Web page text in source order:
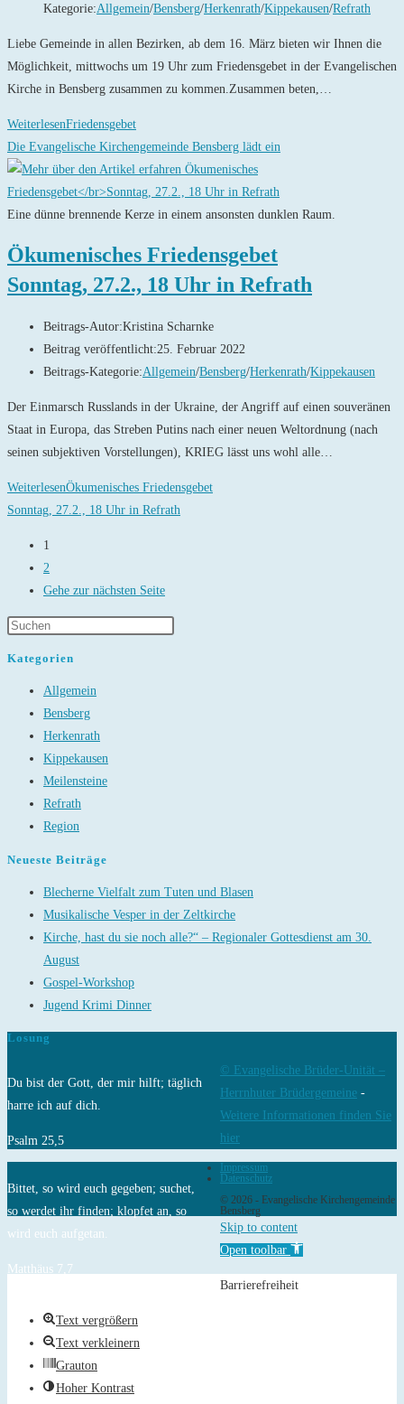
Kategorie:Allgemein/Bensberg/Herkenrath/Kippekausen/Refrath
Liebe Gemeinde in allen Bezirken, ab dem 16. März bieten wir Ihnen die
Möglichkeit, mittwochs um 19 Uhr zum Friedensgebet in der Evangelischen
Kirche in Bensberg zusammen zu kommen.Zusammen beten,…
WeiterlesenFriedensgebet
Die Evangelische Kirchengemeinde Bensberg lädt ein
Eine dünne brennende Kerze in einem ansonsten dunklen Raum.
Ökumenisches Friedensgebet
Sonntag, 27.2., 18 Uhr in Refrath
Beitrags-Autor:Kristina Scharnke
Beitrag veröffentlicht:25. Februar 2022
Beitrags-Kategorie:Allgemein/Bensberg/Herkenrath/Kippekausen
Der Einmarsch Russlands in der Ukraine, der Angriff auf einen souveränen
Staat in Europa, das Streben Putins nach einer neuen Weltordnung (nach
seinen subjektiven Vorstellungen), KRIEG lässt uns wohl alle…
WeiterlesenÖkumenisches Friedensgebet
Sonntag, 27.2., 18 Uhr in Refrath
1
2
Gehe zur nächsten Seite
Kategorien
Allgemein
Bensberg
Herkenrath
Kippekausen
Meilensteine
Refrath
Region
Neueste Beiträge
Blecherne Vielfalt zum Tuten und Blasen
Musikalische Vesper in der Zeltkirche
Kirche, hast du sie noch alle?“ – Regionaler Gottesdienst am 30.
August
Gospel-Workshop
Jugend Krimi Dinner
Losung
Du bist der Gott, der mir hilft; täglich
harre ich auf dich.
Psalm 25,5
Bittet, so wird euch gegeben; suchet,
so werdet ihr finden; klopfet an, so
wird euch aufgetan.
Matthäus 7,7
© Evangelische Brüder-Unität –
Herrnhuter Brüdergemeine -
Weitere Informationen finden Sie
hier
Impressum
Datenschutz
© 2026 - Evangelische Kirchengemeinde
Bensberg
Skip to content
Open toolbar
Barrierefreiheit
Text vergrößern
Text verkleinern
Grauton
Hoher Kontrast